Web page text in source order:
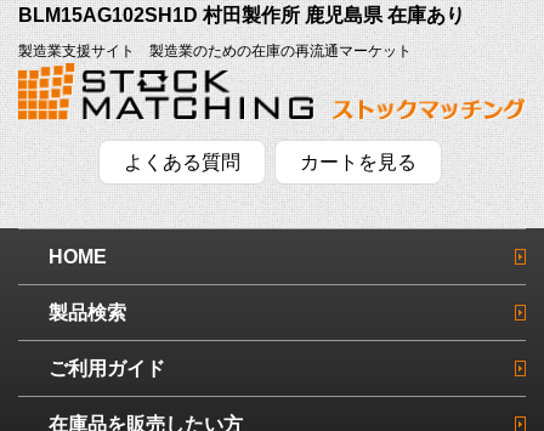
BLM15AG102SH1D 村田製作所 鹿児島県 在庫あり
製造業支援サイト 製造業のための在庫の再流通マーケット
よくある質問 カートを見る
HOME
製品検索
ご利用ガイド
在庫品を販売したい方